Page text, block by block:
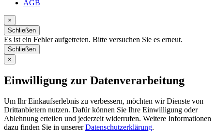
AGB
×
Schließen
Es ist ein Fehler aufgetreten. Bitte versuchen Sie es erneut.
Schließen
×
Einwilligung zur Datenverarbeitung
Um Ihr Einkaufserlebnis zu verbessern, möchten wir Dienste von
Drittanbietern nutzen. Dafür können Sie Ihre Einwilligung oder
Ablehnung erteilen und jederzeit widerrufen. Weitere Informationen
dazu finden Sie in unsererDatenschutzerklärung.